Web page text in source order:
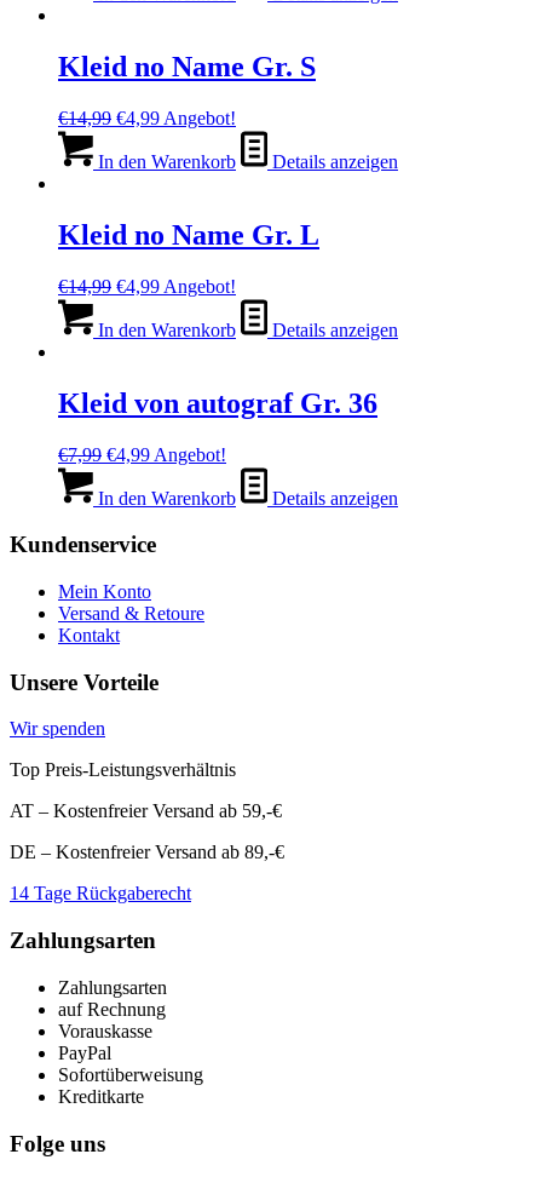
Kleid no Name Gr. S
€14,99 Ursprünglicher
war:
€4,99Aktueller
ist:
Angebot!
In den Warenkorb Details anzeigen
Kleid no Name Gr. L
€14,99 Ursprünglicher
war:
€4,99Aktueller
ist:
Angebot!
In den Warenkorb Details anzeigen
Kleid von autograf Gr. 36
€7,99 Ursprünglicher
war:
€4,99Aktueller
ist:
Angebot!
In den Warenkorb Details anzeigen
Kundenservice
Mein Konto
Versand & Retoure
Kontakt
Unsere Vorteile
Wir spenden
Top Preis-Leistungsverhältnis
AT – Kostenfreier Versand ab 59,-€
DE – Kostenfreier Versand ab 89,-€
14 Tage Rückgaberecht
Zahlungsarten
Zahlungsarten
auf Rechnung
Vorauskasse
PayPal
Sofortüberweisung
Kreditkarte
Folge uns